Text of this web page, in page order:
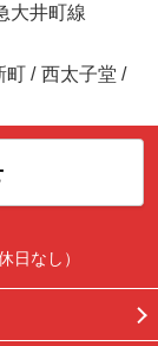
大井町線
町 / 西太子堂 /
日なし）